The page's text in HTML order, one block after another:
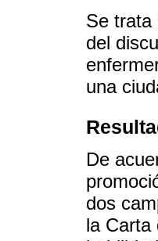
Se trata
del
una
De
dos
la Carta